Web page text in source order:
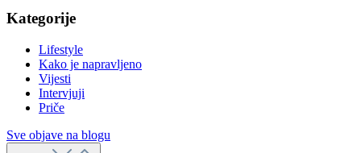
Kategorije
Lifestyle
Kako je napravljeno
Vijesti
Intervjuji
Priče
Sve objave na blogu